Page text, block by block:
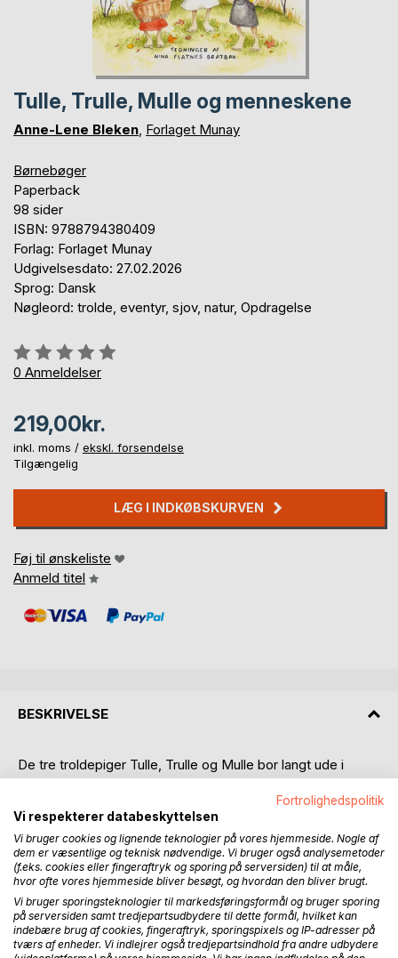
Tulle, Trulle, Mulle og menneskene
Anne-Lene Bleken, Forlaget Munay
Børnebøger
Paperback
98 sider
ISBN: 9788794380409
Forlag: Forlaget Munay
Udgivelsesdato: 27.02.2026
Sprog: Dansk
Nøgleord: trolde, eventyr, sjov, natur, Opdragelse
Anmeldelse::
0%
0 Anmeldelser
219,00kr.
inkl. moms / ekskl. forsendelse
Tilgængelig
LÆG I INDKØBSKURVEN
Føj til ønskeliste
Anmeld titel
BESKRIVELSE
De tre troldepiger Tulle, Trulle og Mulle bor langt ude i
skoven sammen med deres troldemor og troldefar. En dag
opdager de, at der ligger en lille landsby lige uden for
skoven, og det bliver begyndelsen til mange spændende
eventyr. Troldepigerne kan nemlig gøre sig usynlige, og det
betyder, at de kan være sammen med menneskene, uden
at nogen ser dem. De synes, at det er meget sjovt og
spændende at besøge menneskene, men de opdager
også, at de ikke altid er lige søde ved hinanden. Da
bestemmer Tulle, Trulle og Mulle sig for at hjælpe dem lidt,
og fordi de kan gøre sig usynlige, kan de få ting og sager til
Fortrolighedspolitik
Vi respekterer databeskyttelsen
Vi bruger cookies og lignende teknologier på vores hjemmeside. Nogle af
dem er væsentlige og teknisk nødvendige. Vi bruger også analysemetoder
(f.eks. cookies eller fingeraftryk og sporing på serversiden) til at måle,
hvor ofte vores hjemmeside bliver besøgt, og hvordan den bliver brugt.
Vi bruger sporingsteknologier til markedsføringsformål og bruger sporing
på serversiden samt tredjepartsudbydere til dette formål, hvilket kan
indebære brug af cookies, fingeraftryk, sporingspixels og IP-adresser på
tværs af enheder. Vi indlejrer også tredjepartsindhold fra andre udbydere